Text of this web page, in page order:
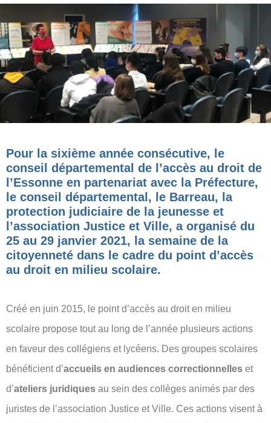
Pour la sixième année consécutive, le
conseil départemental de l’accès au droit de
l’Essonne en partenariat avec la Préfecture,
le conseil départemental, le Barreau, la
protection judiciaire de la jeunesse et
l’association Justice et Ville, a organisé du
25 au 29 janvier 2021, la semaine de la
citoyenneté dans le cadre du point d’accès
au droit en milieu scolaire.
Créé en juin 2015, le point d’accès au droit en milieu
scolaire propose tout au long de l’année plusieurs actions
en faveur des collégiens et lycéens. Des groupes scolaires
bénéficient d’accueils en audiences correctionnelles et
d’ateliers juridiques au sein des collèges animés par des
juristes de l’association Justice et Ville. Ces actions visent à